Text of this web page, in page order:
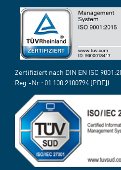
Zertifiziert nach DIN EN ISO
Reg.-Nr.: 01 100 2100794 [PDF])